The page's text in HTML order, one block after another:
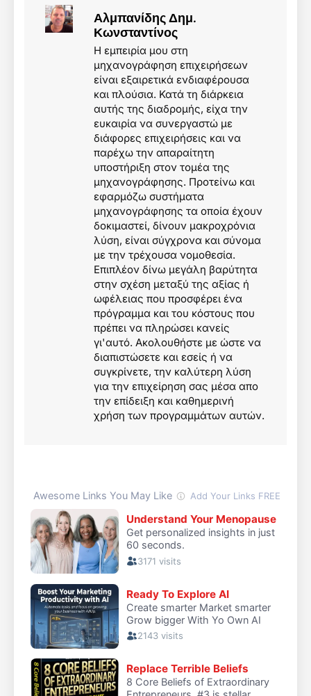
Αλμπανίδης Δημ.
Κωνσταντίνος
Η εμπειρία μου στη
μηχανογράφηση επιχειρήσεων
είναι εξαιρετικά ενδιαφέρουσα
και πλούσια. Κατά τη διάρκεια
αυτής της διαδρομής, είχα την
ευκαιρία να συνεργαστώ με
διάφορες επιχειρήσεις και να
παρέχω την απαραίτητη
υποστήριξη στον τομέα της
μηχανογράφησης. Προτείνω και
εφαρμόζω συστήματα
μηχανογράφησης τα οποία έχουν
δοκιμαστεί, δίνουν μακροχρόνια
λύση, είναι σύγχρονα και σύνομα
με την τρέχουσα νομοθεσία.
Επιπλέον δίνω μεγάλη βαρύτητα
στην σχέση μεταξύ της αξίας ή
ωφέλειας που προσφέρει ένα
πρόγραμμα και του κόστους που
πρέπει να πληρώσει κανείς
γι'αυτό. Ακολουθήστε με ώστε να
διαπιστώσετε και εσείς ή να
συγκρίνετε, την καλύτερη λύση
για την επιχείρηση σας μέσα απο
την επίδειξη και καθημερινή
χρήση των προγραμμάτων αυτών.